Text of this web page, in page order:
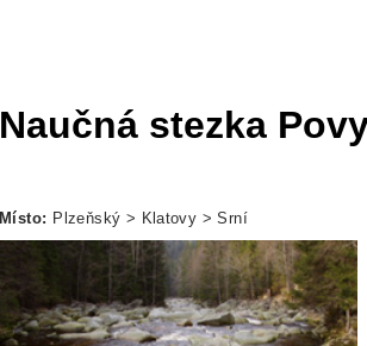
Naučná stezka
Místo: Plzeňský > Klatovy > Srní